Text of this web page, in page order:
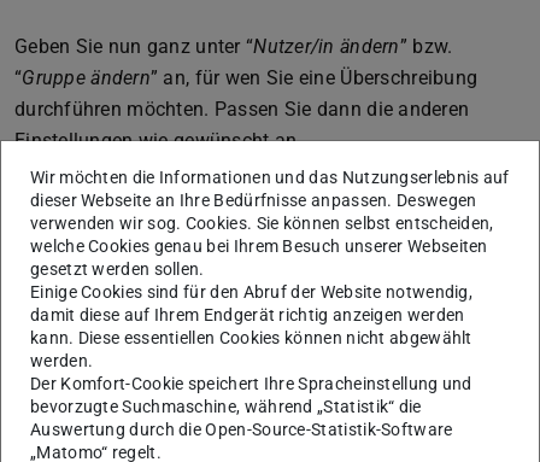
Geben Sie nun ganz unter “Nutzer/in ändern” bzw.
“Gruppe ändern” an, für wen Sie eine Überschreibung
durchführen möchten. Passen Sie dann die anderen
Einstellungen wie gewünscht an.
Sobald Sie eine Nutzer- oder Gruppenänderung
hinzugefügt haben, erscheint diese auch auf der
Übersichtsseite. Von hier aus können Sie mittels der Icons
in der Spalte “Aktion” Ihre Überschreibungen auch
bearbeiten, kopieren (wenn Sie bspw. die gleiche
Anpassung auch für andere Nutzer oder Gruppen
vornehmen möchten) oder löschen.
Wir möchten die Informationen und das Nutzungserlebnis auf
dieser Webseite an Ihre Bedürfnisse anpassen. Deswegen
verwenden wir sog. Cookies. Sie können selbst entscheiden,
welche Cookies genau bei Ihrem Besuch unserer Webseiten
gesetzt werden sollen.
Einige Cookies sind für den Abruf der Website notwendig,
damit diese auf Ihrem Endgerät richtig anzeigen werden
kann. Diese essentiellen Cookies können nicht abgewählt
werden.
Der Komfort-Cookie speichert Ihre Spracheinstellung und
bevorzugte Suchmaschine, während „Statistik“ die
Auswertung durch die Open-Source-Statistik-Software
„Matomo“ regelt.